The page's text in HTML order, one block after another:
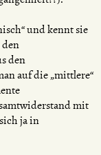
und kennt sie
den
auf die „mittlere“
mit
ja in